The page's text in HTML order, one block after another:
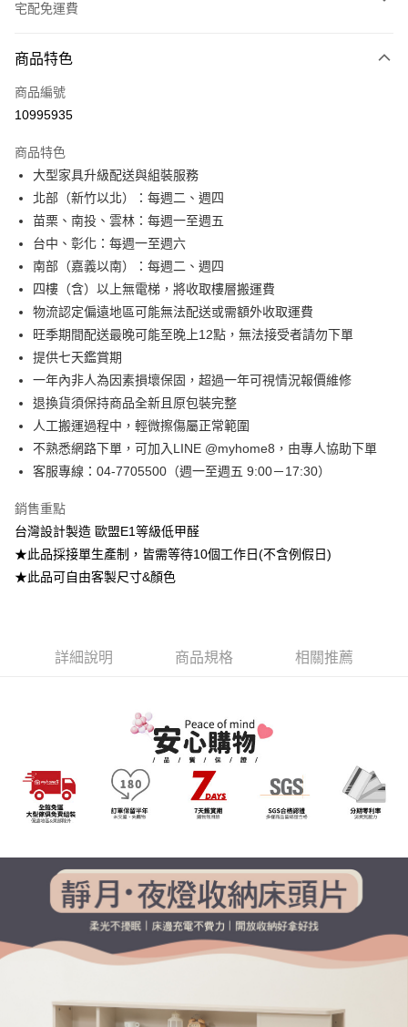
宅配免運費
信用卡一次付款
信用卡分期付款
合作金庫商業銀行
華南商業銀行
上海商業儲蓄銀行
台北富邦商業銀行
國泰世華商業銀行
兆豐國際商業銀行
臺灣中小企業銀行
匯豐（台灣）商業銀行
聯邦商業銀行
元大商業銀行
永豐商業銀行
玉山商業銀行
星展（台灣）商業銀行
台新國際商業銀行
中國信託商業銀行
台灣樂天信用卡公司
6 期 0 利率 每期
華南商業銀行
彰化商業銀行
上海商業儲蓄銀行
台北富邦商業銀行
國泰世華商業銀行
臺灣中小企業銀行
台中商業銀行
匯豐（台灣）商業銀行
華泰商業銀行
聯邦商業銀行
遠東國際商業銀行
元大商業銀行
永豐商業銀行
玉山商業銀行
星展（台灣）商業銀行
台新國際商業銀行
台灣樂天信用卡公司
LINE Pay
Apple Pay
街口支付
悠遊付
Google Pay
全盈+PAY
大哥付你分期
相關說明
1.本服務由台灣大哥大提供，台灣大哥大用戶可立即使用無須另外申請。
2.付款方式選擇「大哥付你分期」，訂單成立後會自動跳轉到大哥付的交易
成交易。
4.訂單成立30分鐘內，如未前往確認交易或遇審核未通過，訂單將自動取
消。如遇「轉專審核」未通過狀況，表示未達大哥付你分期系統評分，恕無
法說明評估內容。
【繳款方式說明】
帳／街口支付／iPASS MONEY」等通路繳費。
用戶於交易時，得透過本服務購買商品或服務，並由商店將買賣／分期付款
買賣價金債權讓與本公司後，依約使用本公司帳單繳交帳款。
2.基於同意付款使用「大哥付你分期」之契約關係目的，商店將以您的個人
資料（包含姓名、電話或地址）提供予台灣大哥大進項蒐集、處理及利用，
由本公司與您本人進行分期帳單所需資料之確認、核對及更正。
3.完整用戶服務條款，請詳閱以下連結：https://oppay.tw/userRule
AFTEE先享後付
相關說明
AFTEE先享後付是「在收到商品之後才付款」的支付方式。 讓您購物簡單
便利好安心！
２．便利：只要手機號碼，簡訊認證，即可結帳。
３．安心：先確認商品／服務後，再付款。
２．訂單成立數日內，您將收到繳費通知簡訊。
購買商品的店家。未經商家同意取消之訂單仍視為有效，需透過AFTEE先享
※ 交易是否成功請以「AFTEE先享後付 」之結帳頁面顯示為準，若有關於
是否繳費成功／繳費後需取消欲退款等相關疑問，請聯繫「AFTEE先享後付
客戶支援中心」
https://netprotections.freshdesk.com/support/home
【注意事項】
易，需依本服務之必要範圍內提供個人資料，並將交易相關給付款項請求債
權轉讓予恩沛科技股份有限公司。
２．關於個人資料處理事宜，請瀏覽以下網址：
https://aftee.tw/terms/#terms3
３．未成年的使用者請事先徵得法定代理人或監護人之同意方可使用
「AFTEE先享後付」，若未經同意申辦者引起之損失，本公司不負相關責
任。
４．使用「AFTEE先享後付」時，將依據個別帳號之用戶狀況，依本公司即
請求用戶進行身份認證。
５．嚴禁一人註冊多個帳號或使用他人資訊註冊。若發現惡意使用之情形，
ATM付款
運送方式
➤一般商品『宅配寄送』：1.車趟為週一至六 2.無組裝，只送至一
➤大型傢俱『免費組裝』：1.車趟為週二、週四 2.可指定日期，無
每筆NT$3,000，滿NT$1(含以上)免運費
商品特色
商品編號
10995935
商品特色
大型家具升級配送與組裝服務
北部（新竹以北）：每週二、週四
苗栗、南投、雲林：每週一至週五
台中、彰化：每週一至週六
南部（嘉義以南）：每週二、週四
四樓（含）以上無電梯，將收取樓層搬運費
物流認定偏遠地區可能無法配送或需額外收取運費
旺季期間配送最晚可能至晚上12點，無法接受者請勿下單
提供七天鑑賞期
一年內非人為因素損壞保固，超過一年可視情況報價維修
退換貨須保持商品全新且原包裝完整
人工搬運過程中，輕微擦傷屬正常範圍
不熟悉網路下單，可加入LINE @myhome8，由專人協助下單
客服專線：04-7705500（週一至週五 9:00－17:30）
銷售重點
台灣設計製造 歐盟E1等級低甲醛
★此品採接單生產制，皆需等待10個工作日(不含例假日)
★此品可自由客製尺寸&顏色
詳細說明 商品規格 相關推薦